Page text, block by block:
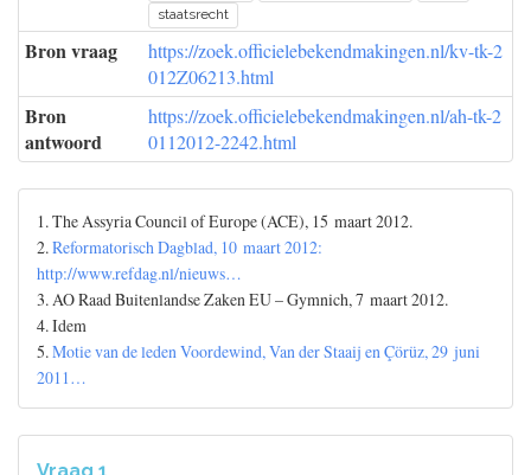
staatsrecht
Bron vraag
https://zoek.officielebekendmakingen.nl/kv-tk-2
012Z06213.html
Bron
antwoord
https://zoek.officielebekendmakingen.nl/ah-tk-2
0112012-2242.html
1. The Assyria Council of Europe (ACE), 15 maart 2012.
2.Reformatorisch Dagblad, 10 maart 2012:
http://www.refdag.nl/nieuws…
3. AO Raad Buitenlandse Zaken EU – Gymnich, 7 maart 2012.
4. Idem
5.Motie van de leden Voordewind, Van der Staaij en Çörüz, 29 juni
2011…